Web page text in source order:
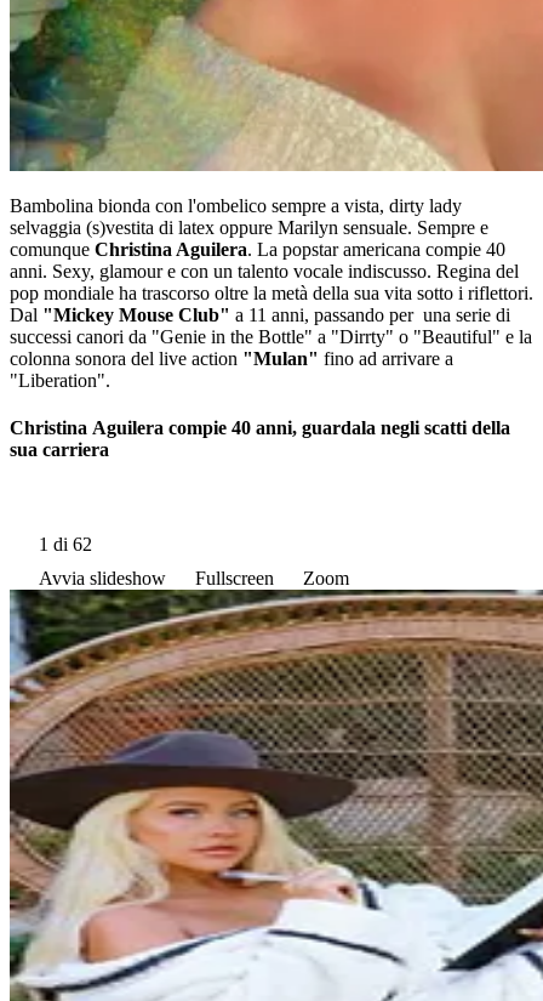
Bambolina bionda con l'ombelico sempre a vista, dirty lady
selvaggia (s)vestita di latex oppure Marilyn sensuale. Sempre e
comunque Christina Aguilera. La popstar americana compie 40
anni. Sexy, glamour e con un talento vocale indiscusso. Regina del
pop mondiale ha trascorso oltre la metà della sua vita sotto i riflettori.
Dal "Mickey Mouse Club" a 11 anni, passando per una serie di
successi canori da "Genie in the Bottle" a "Dirrty" o "Beautiful" e la
colonna sonora del live action "Mulan" fino ad arrivare a
"Liberation".
Christina Aguilera compie 40 anni, guardala negli scatti della
sua carriera
1 di 62
Avvia slideshow
Fullscreen Zoom